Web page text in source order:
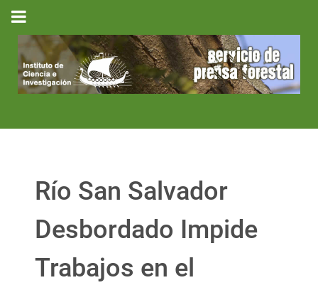
Río San Salvador
Desbordado Impide
Trabajos en el